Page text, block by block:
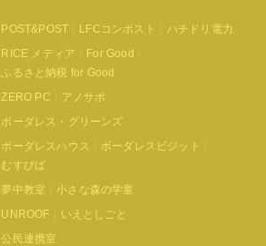
POST&POST LFCコンポスト ハチドリ電力
RICE メディア
For Good
ふるさと納税 for Good
ZERO PC アノサポ
ボーダレス・グリーンズ
ボーダレスハウス
ボーダレスビジット
むすびば
夢中教室 小さな森の学童
UNROOF いえとしごと
公民連携室